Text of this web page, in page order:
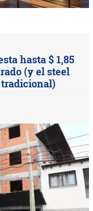
hasta $ 1,85
(y el steel